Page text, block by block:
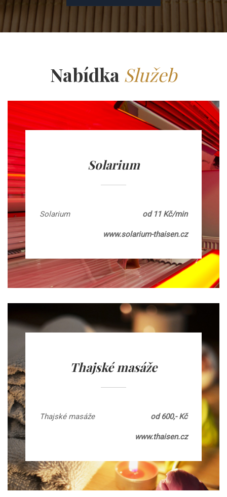
Nabídka Služeb
Solarium
Solarium od 11 Kč/min
www.solarium-thaisen.cz
Thajské masáže
Thajské masáže od 600,- Kč
www.thaisen.cz